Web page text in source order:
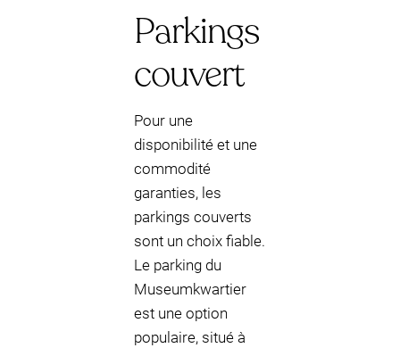
Parkings
couvert
Pour une
disponibilité et une
commodité
garanties, les
parkings couverts
sont un choix fiable.
Le parking du
Museumkwartier
est une option
populaire, situé à